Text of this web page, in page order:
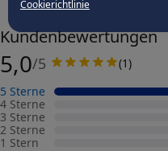
Cookierichtlinie
Felgengutachten
Eintragungsfrei
Freigabe
Gutachten Link
Fahrzeug wählen
Kundenbewertungen
5,0/5 (1)
5 Sterne
4 Sterne
3 Sterne
2 Sterne
1 Stern